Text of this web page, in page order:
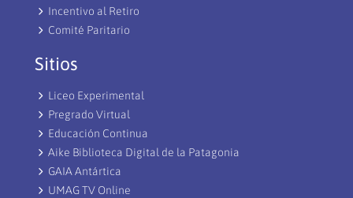
Incentivo al Retiro
Comité Paritario
Sitios
Liceo Experimental
Pregrado Virtual
Educación Continua
Aike Biblioteca Digital de la Patagonia
GAIA Antártica
UMAG TV Online